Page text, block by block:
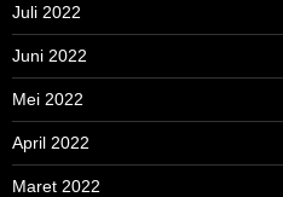
Juli 2022
Juni 2022
Mei 2022
April 2022
Maret 2022